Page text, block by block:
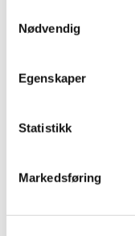
Nødvendig
Egenskaper
Statistikk
Markedsføring
03. august 2026
Unggutten er